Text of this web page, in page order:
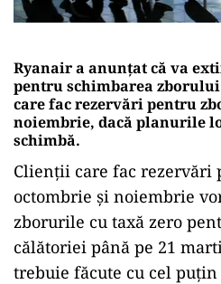
Ryanair a anunţat că va
pentru schimbarea
care fac rezervări pentru
noiembrie, dacă planurile
schimbă.
Clienții care fac
octombrie și noiembrie
zborurile cu taxă zero
călătoriei până pe 21
trebuie făcute cu cel